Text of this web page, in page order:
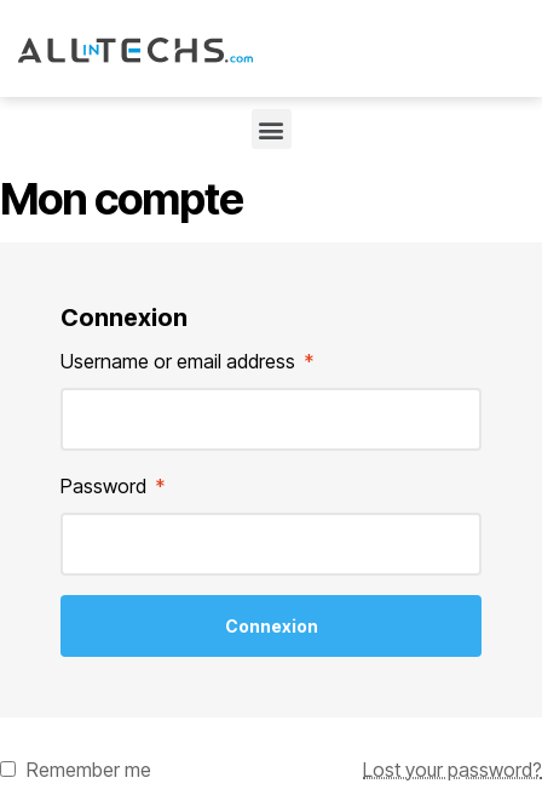
Mon compte
Connexion
Username or email address *
Password *
Connexion
Remember me Lost your password?